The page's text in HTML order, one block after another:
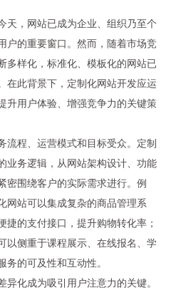
天，网站已成为企业、组织乃至个
户的重要窗口。然而，随着市场竞
多样化，标准化、模板化的网站已
在此背景下，定制化网站开发应运
升用户体验、增强竞争力的关键策
流程、运营模式和目标受众。定制
业务逻辑，从网站架构设计、功能
密围绕客户的实际需求进行。例
网站可以集成复杂的商品管理系
捷的支付接口，提升购物转化率；
以侧重于课程展示、在线报名、学
务的可及性和互动性。
异化成为吸引用户注意力的关键。